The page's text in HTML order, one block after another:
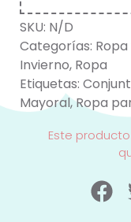
SKU: N/D
Categorías:
Invierno, Ropa
Etiquetas:
Mayoral,Ropa
Este